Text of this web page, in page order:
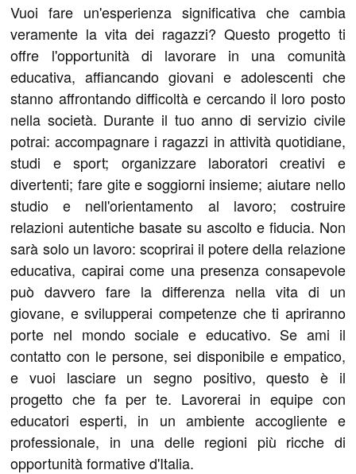
Vuoi fare un'esperienza significativa che cambia
veramente la vita dei ragazzi? Questo progetto ti
offre l'opportunità di lavorare in una comunità
educativa, affiancando giovani e adolescenti che
stanno affrontando difficoltà e cercando il loro posto
nella società. Durante il tuo anno di servizio civile
potrai: accompagnare i ragazzi in attività quotidiane,
studi e sport; organizzare laboratori creativi e
divertenti; fare gite e soggiorni insieme; aiutare nello
studio e nell'orientamento al lavoro; costruire
relazioni autentiche basate su ascolto e fiducia. Non
sarà solo un lavoro: scoprirai il potere della relazione
educativa, capirai come una presenza consapevole
può davvero fare la differenza nella vita di un
giovane, e svilupperai competenze che ti apriranno
porte nel mondo sociale e educativo. Se ami il
contatto con le persone, sei disponibile e empatico,
e vuoi lasciare un segno positivo, questo è il
progetto che fa per te. Lavorerai in equipe con
educatori esperti, in un ambiente accogliente e
professionale, in una delle regioni più ricche di
opportunità formative d'Italia.